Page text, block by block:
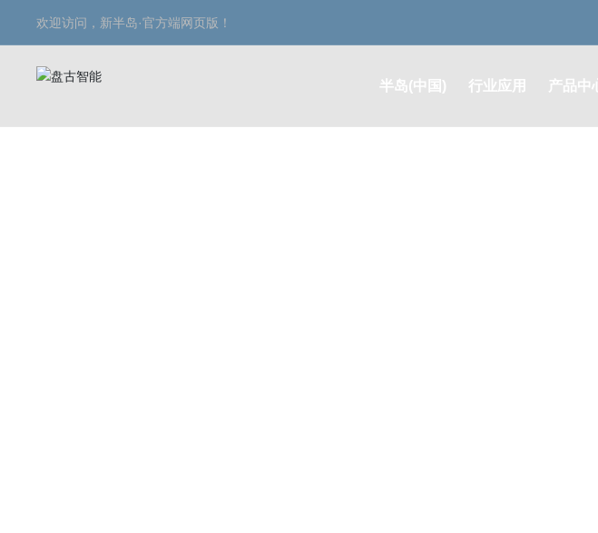
欢迎访问，新半岛·官方端网页版！
半岛(中国) 行业应用 产品中